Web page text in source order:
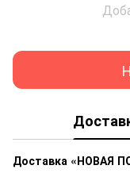
Доставка «НОВАЯ